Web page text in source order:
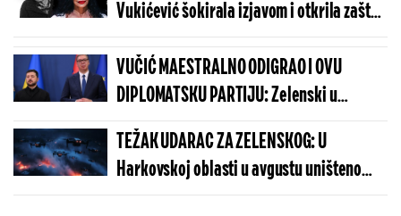
Vukićević šokirala izjavom i otkrila zašto
nije snimljen nastavak ove serije
VUČIĆ MAESTRALNO ODIGRAO I OVU
DIPLOMATSKU PARTIJU: Zelenski u
Beogradu potvrdio - Kosovo je Srbija
TEŽAK UDARAC ZA ZELENSKOG: U
Harkovskoj oblasti u avgustu uništeno
više od 100 „baba jaga“